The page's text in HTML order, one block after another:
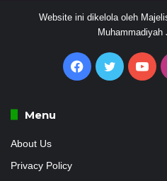
Website ini dikelola oleh
Muhammadiyah
Facebook
Twitter
Menu
About Us
Privacy Policy